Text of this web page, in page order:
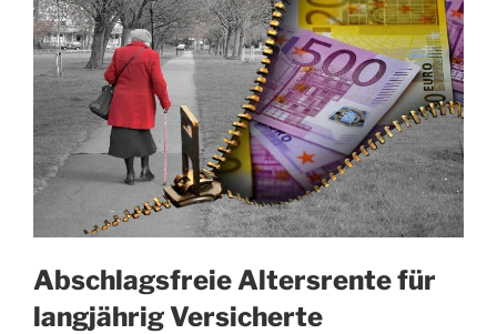
Abschlagsfreie Altersrente für
langjährig Versicherte